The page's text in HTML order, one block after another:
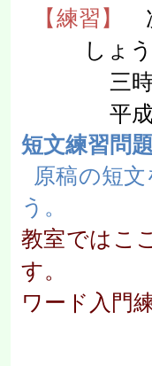
【練習】
しょう
三
平
短文練習問題
原稿の短
う。
教室ではこ
す。
ワード入門